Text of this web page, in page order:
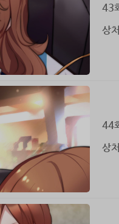
43
상
44
상